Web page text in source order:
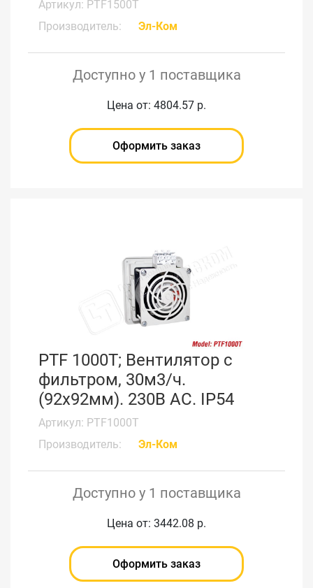
Артикул: PTF1500T
Производитель:
Эл-Ком
Доступно у 1 поставщика
Цена от: 4804.57 р.
Оформить заказ
PTF 1000T; Вентилятор с
фильтром, 30м3/ч.
(92x92мм). 230В АС. IP54
Артикул: PTF1000T
Производитель:
Эл-Ком
Доступно у 1 поставщика
Цена от: 3442.08 р.
Оформить заказ